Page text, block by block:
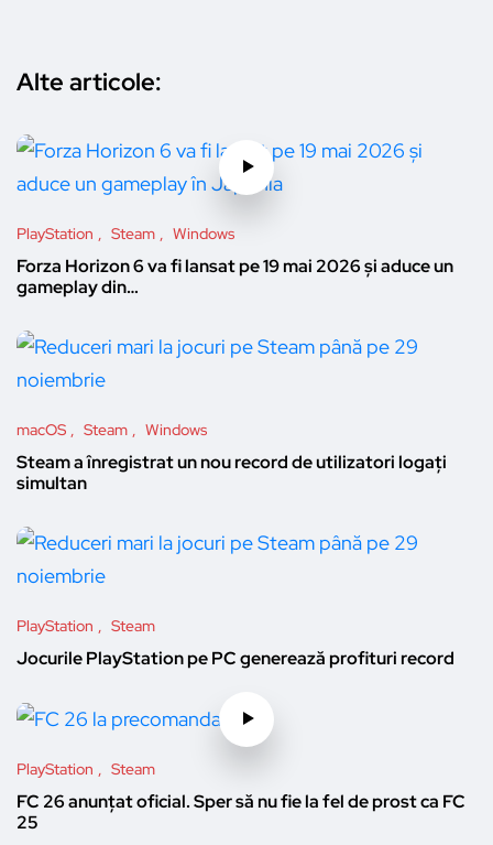
Alte articole:
PlayStation Steam Windows
Forza Horizon 6 va fi lansat pe 19 mai 2026 și aduce un
gameplay din…
macOS Steam Windows
Steam a înregistrat un nou record de utilizatori logați
simultan
PlayStation Steam
Jocurile PlayStation pe PC generează profituri record
PlayStation Steam
FC 26 anunțat oficial. Sper să nu fie la fel de prost ca FC
25